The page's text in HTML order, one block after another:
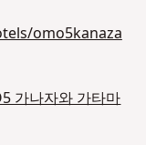
omo5kanaza
가나자와 가타마